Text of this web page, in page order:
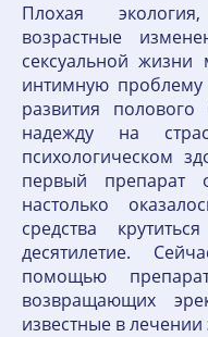
Плохая
возрастные
сексуальной
интимную проблему
развития полового
надежду на
психологическом
первый препарат
настолько
средства
десятилетие.
помощью
возвращающих
известные в